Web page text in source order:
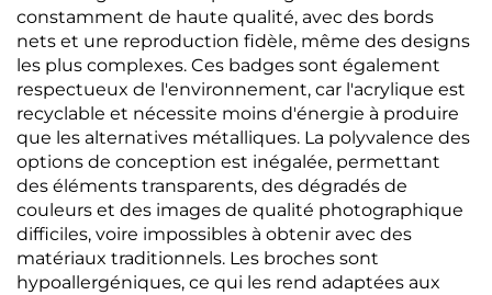
constamment de haute qualité, avec des bords
nets et une reproduction fidèle, même des designs
les plus complexes. Ces badges sont également
respectueux de l'environnement, car l'acrylique est
recyclable et nécessite moins d'énergie à produire
que les alternatives métalliques. La polyvalence des
options de conception est inégalée, permettant
des éléments transparents, des dégradés de
couleurs et des images de qualité photographique
difficiles, voire impossibles à obtenir avec des
matériaux traditionnels. Les broches sont
hypoallergéniques, ce qui les rend adaptées aux